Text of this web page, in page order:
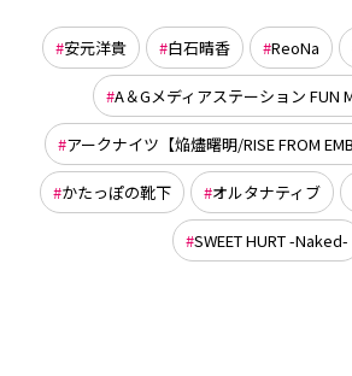
安元洋貴 白石晴香 ReoNa
A＆Gメディアステーション FUN
アークナイツ【焔燼曙明/RISE FROM
かたっぽの靴下 オルタナティブ
SWEET HURT -Naked-